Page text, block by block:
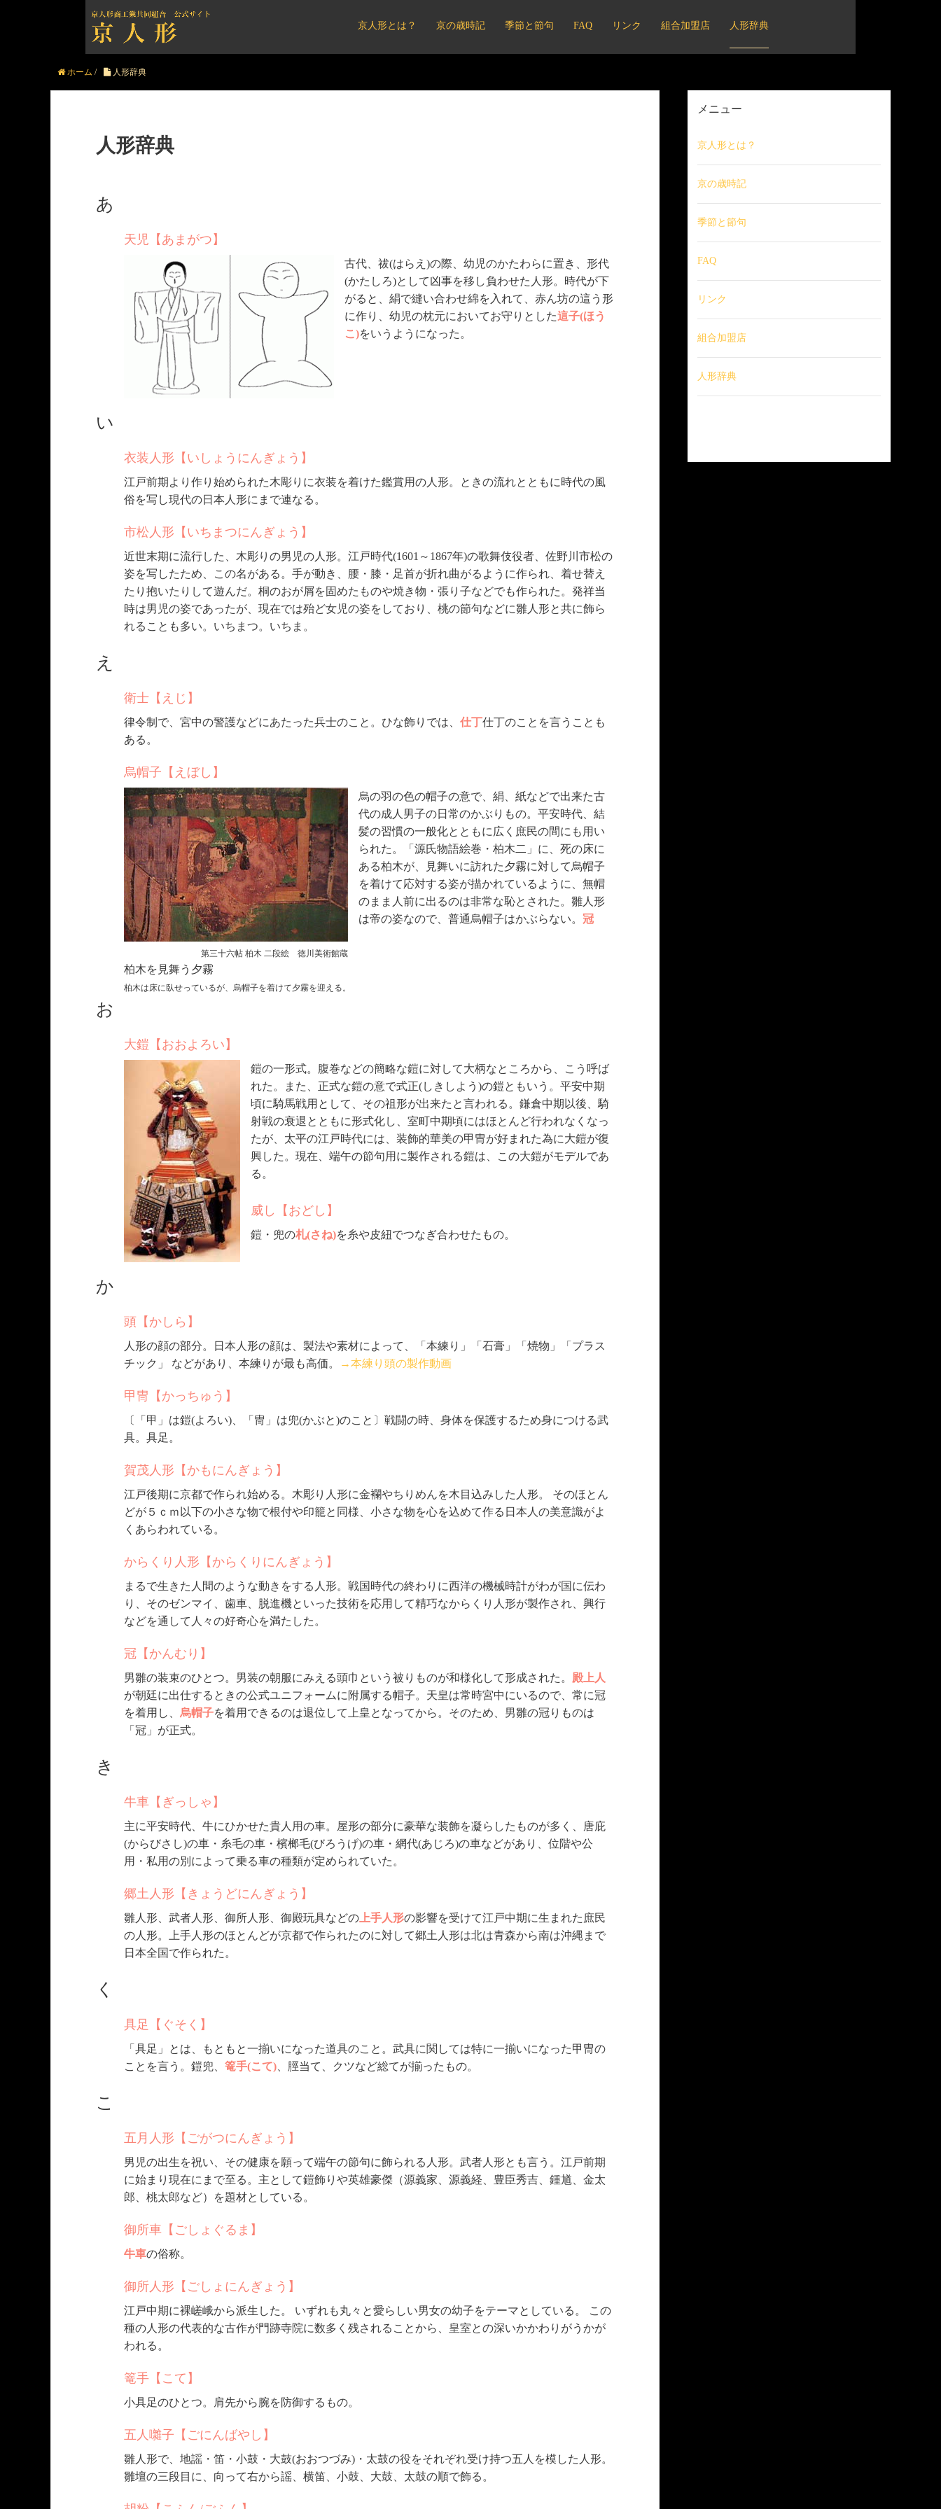
京人形とは？ 京の歳時記 季節と節句 FAQ リンク 組合加盟店 人形辞典
ホーム / 人形辞典
人形辞典
あ
天児【あまがつ】
古代、祓(はらえ)の際、幼児のかたわらに置き、形代
(かたしろ)として凶事を移し負わせた人形。時代が下
がると、絹で縫い合わせ綿を入れて、赤ん坊の這う形
に作り、幼児の枕元においてお守りとした這子(ほう
こ)をいうようになった。
い
衣装人形【いしょうにんぎょう】
江戸前期より作り始められた木彫りに衣装を着けた鑑賞用の人形。ときの流れとともに時代の風
俗を写し現代の日本人形にまで連なる。
市松人形【いちまつにんぎょう】
近世末期に流行した、木彫りの男児の人形。江戸時代(1601～1867年)の歌舞伎役者、佐野川市松の
姿を写したため、この名がある。手が動き、腰・膝・足首が折れ曲がるように作られ、着せ替え
たり抱いたりして遊んだ。桐のおが屑を固めたものや焼き物・張り子などでも作られた。発祥当
時は男児の姿であったが、現在では殆ど女児の姿をしており、桃の節句などに雛人形と共に飾ら
れることも多い。いちまつ。いちま。
え
衛士【えじ】
律令制で、宮中の警護などにあたった兵士のこと。ひな飾りでは、 仕丁仕丁のことを言うことも
ある。
烏帽子【えぼし】
第三十六帖 柏木 二段絵 徳川美術館蔵
柏木を見舞う夕霧
柏木は床に臥せっているが、烏帽子を着けて夕霧を迎える。
烏の羽の色の帽子の意で、絹、紙などで出来た古
代の成人男子の日常のかぶりもの。平安時代、結
髪の習慣の一般化とともに広く庶民の間にも用い
られた。「源氏物語絵巻・柏木二」に、死の床に
ある柏木が、見舞いに訪れた夕霧に対して烏帽子
を着けて応対する姿が描かれているように、無帽
のまま人前に出るのは非常な恥とされた。雛人形
は帝の姿なので、普通烏帽子はかぶらない。 冠
お
大鎧【おおよろい】
鎧の一形式。腹巻などの簡略な鎧に対して大柄なところから、こう呼ば
れた。また、正式な鎧の意で式正(しきしよう)の鎧ともいう。平安中期
頃に騎馬戦用として、その祖形が出来たと言われる。鎌倉中期以後、騎
射戦の衰退とともに形式化し、室町中期頃にはほとんど行われなくなっ
たが、太平の江戸時代には、装飾的華美の甲冑が好まれた為に大鎧が復
興した。現在、端午の節句用に製作される鎧は、この大鎧がモデルであ
る。
威し【おどし】
鎧・兜の札(さね)を糸や皮紐でつなぎ合わせたもの。
か
頭【かしら】
人形の顔の部分。日本人形の顔は、製法や素材によって、「本練り」「石膏」「焼物」「プラス
チック」 などがあり、本練りが最も高価。
→本練り頭の製作動画
甲冑【かっちゅう】
〔「甲」は鎧(よろい)、「冑」は兜(かぶと)のこと〕戦闘の時、身体を保護するため身につける武
具。具足。
賀茂人形【かもにんぎょう】
江戸後期に京都で作られ始める。木彫り人形に金襴やちりめんを木目込みした人形。 そのほとん
どが５ｃｍ以下の小さな物で根付や印籠と同様、小さな物を心を込めて作る日本人の美意識がよ
くあらわれている。
からくり人形【からくりにんぎょう】
まるで生きた人間のような動きをする人形。戦国時代の終わりに西洋の機械時計がわが国に伝わ
り、そのゼンマイ、歯車、脱進機といった技術を応用して精巧なからくり人形が製作され、興行
などを通して人々の好奇心を満たした。
冠【かんむり】
男雛の装束のひとつ。男装の朝服にみえる頭巾という被りものが和様化して形成された。 殿上人
が朝廷に出仕するときの公式ユニフォームに附属する帽子。天皇は常時宮中にいるので、常に冠
を着用し、 烏帽子を着用できるのは退位して上皇となってから。そのため、男雛の冠りものは
「冠」が正式。
き
牛車【ぎっしゃ】
主に平安時代、牛にひかせた貴人用の車。屋形の部分に豪華な装飾を凝らしたものが多く、唐庇
(からびさし)の車・糸毛の車・檳榔毛(びろうげ)の車・網代(あじろ)の車などがあり、位階や公
用・私用の別によって乗る車の種類が定められていた。
郷土人形【きょうどにんぎょう】
雛人形、武者人形、御所人形、御殿玩具などの 上手人形の影響を受けて江戸中期に生まれた庶民
の人形。上手人形のほとんどが京都で作られたのに対して郷土人形は北は青森から南は沖縄まで
日本全国で作られた。
く
具足【ぐそく】
「具足」とは、もともと一揃いになった道具のこと。武具に関しては特に一揃いになった甲冑の
ことを言う。鎧兜、 篭手(こて) 、脛当て、クツなど総てが揃ったもの。
こ
五月人形【ごがつにんぎょう】
男児の出生を祝い、その健康を願って端午の節句に飾られる人形。武者人形とも言う。江戸前期
に始まり現在にまで至る。主として鎧飾りや英雄豪傑（源義家、源義経、豊臣秀吉、鍾馗、金太
郎、桃太郎など）を題材としている。
御所車【ごしょぐるま】
牛車の俗称。
御所人形【ごしょにんぎょう】
江戸中期に裸嵯峨から派生した。 いずれも丸々と愛らしい男女の幼子をテーマとしている。 この
種の人形の代表的な古作が門跡寺院に数多く残されることから、皇室との深いかかわりがうかが
われる。
篭手【こて】
小具足のひとつ。肩先から腕を防御するもの。
五人囃子【ごにんばやし】
雛人形で、地謡・笛・小鼓・大鼓(おおつづみ)・太鼓の役をそれぞれ受け持つ五人を模した人形。
雛壇の三段目に、向って右から謡、横笛、小鼓、大鼓、太鼓の順で飾る。
メニュー
京人形とは？
京の歳時記
季節と節句
FAQ
リンク
組合加盟店
人形辞典